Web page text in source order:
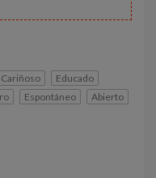
Cariñoso
Educado
Espontáneo
Abierto